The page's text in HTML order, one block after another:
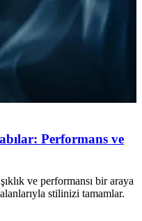
Performans ve
ve performansı bir araya
stilinizi tamamlar.